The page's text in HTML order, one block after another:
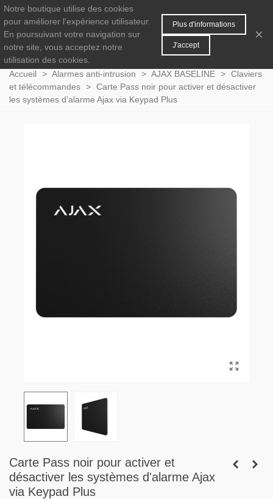
0 MENU
Accueil > Alarmes anti-intrusion > AJAX BASELINE > Claviers
et télécommandes > Carte Pass noir pour activer et désactiver
les systèmes d'alarme Ajax via Keypad Plus
Carte Pass noir pour activer et
désactiver les systèmes d'alarme Ajax
via Keypad Plus
Notre boutique utilise des cookies
pour améliorer l'expérience utilisateur.
En poursuivant votre navigation sur
notre site, vous acceptez notre
utilisation des cookies.
Plus d'informations
J'accept
×